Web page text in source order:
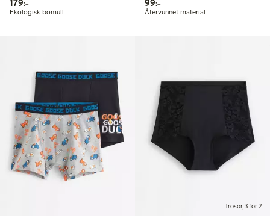
179:-
Ekologisk bomull
99:-
Återvunnet material
Trosor, 3 för 2